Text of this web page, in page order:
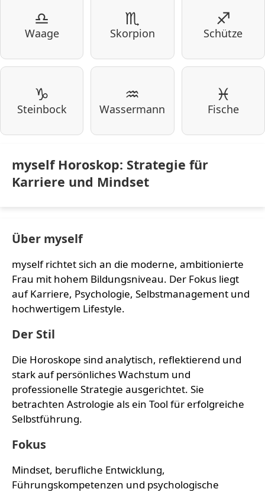
♎
Waage
♏
Skorpion
♐
Schütze
♑
Steinbock
♒
Wassermann
♓
Fische
myself Horoskop: Strategie für
Karriere und Mindset
Über myself
myself richtet sich an die moderne, ambitionierte
Frau mit hohem Bildungsniveau. Der Fokus liegt
auf Karriere, Psychologie, Selbstmanagement und
hochwertigem Lifestyle.
Der Stil
Die Horoskope sind analytisch, reflektierend und
stark auf persönliches Wachstum und
professionelle Strategie ausgerichtet. Sie
betrachten Astrologie als ein Tool für erfolgreiche
Selbstführung.
Fokus
Mindset, berufliche Entwicklung,
Führungskompetenzen und psychologische